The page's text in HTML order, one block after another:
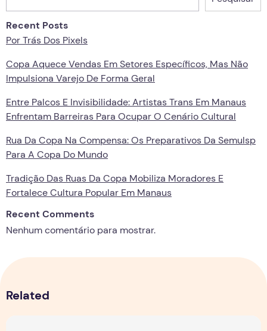
Recent Posts
Por Trás Dos Pixels
Copa Aquece Vendas Em Setores Específicos, Mas Não
Impulsiona Varejo De Forma Geral
Entre Palcos E Invisibilidade: Artistas Trans Em Manaus
Enfrentam Barreiras Para Ocupar O Cenário Cultural
Rua Da Copa Na Compensa: Os Preparativos Da Semulsp
Para A Copa Do Mundo
Tradição Das Ruas Da Copa Mobiliza Moradores E
Fortalece Cultura Popular Em Manaus
Recent Comments
Nenhum comentário para mostrar.
Related